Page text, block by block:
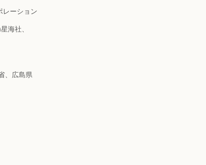
レーション
海社、
、広島県